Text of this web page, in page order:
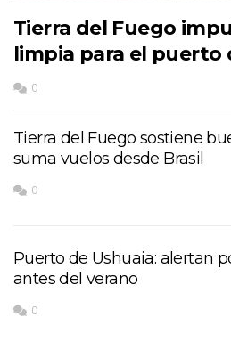
Tierra del Fuego
limpia para el puerto
0
Tierra del Fuego sostiene
suma vuelos desde Brasil
0
Puerto de Ushuaia: alertan
antes del verano
0